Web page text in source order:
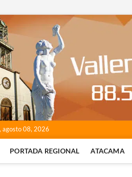
agosto 08, 2026
PORTADA REGIONAL ATACAMA